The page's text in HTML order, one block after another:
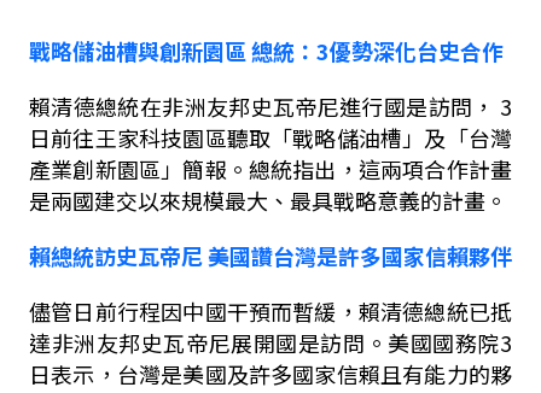
戰略儲油槽與創新園區總統： 3優勢深化台史合作
賴清德總統在非洲友邦史瓦帝尼進行國是訪問， 3
日前往王家科技園區聽取「戰略儲油槽」及「台灣
產業創新園區」簡報。總統指出，這兩項合作計畫
是兩國建交以來規模最大、最具戰略意義的計畫。
賴總統訪史瓦帝尼美國讚台灣是許多國家信賴夥伴
儘管日前行程因中國干預而暫緩，賴清德總統已抵
達非洲友邦史瓦帝尼展開國是訪問。美國國務院3
日表示，台灣是美國及許多國家信賴且有能力的夥